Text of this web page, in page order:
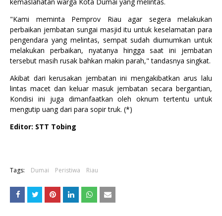
"Kami meminta Pemprov Riau agar segera melakukan
perbaikan jembatan sungai masjid itu untuk keselamatan para
pengendara yang melintas, sempat sudah diumumkan untuk
melakukan perbaikan, nyatanya hingga saat ini jembatan
tersebut masih rusak bahkan makin parah," tandasnya singkat.
Akibat dari kerusakan jembatan ini mengakibatkan arus lalu
lintas macet dan keluar masuk jembatan secara bergantian,
Kondisi ini juga dimanfaatkan oleh oknum tertentu untuk
mengutip uang dari para sopir truk. (*)
Editor: STT Tobing
Tags: Dumai Peristiwa Riau